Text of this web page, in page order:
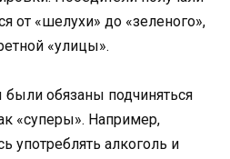
от «шелухи» до «зеленого»,
«улицы».
обязаны подчиняться
«суперы». Например,
употреблять алкоголь и